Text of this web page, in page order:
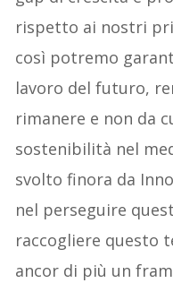
rispetto ai nostri
così potremo
lavoro del futuro,
rimanere e non da
sostenibilità nel
svolto finora da
nel perseguire
raccogliere questo
ancor di più un